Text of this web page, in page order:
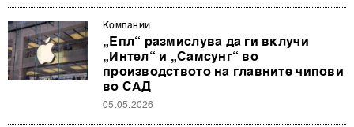
Компании
„Епл“ размислува да ги вклучи
„Интел“ и „Самсунг“ во
производството на главните чипови
во САД
05.05.2026